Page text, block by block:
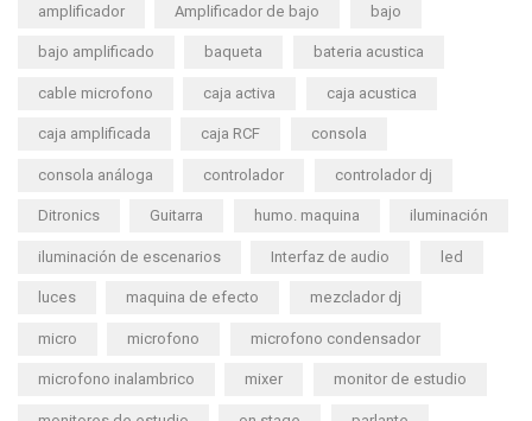
amplificador Amplificador de bajo bajo
bajo amplificado baqueta bateria acustica
cable microfono caja activa caja acustica
caja amplificada caja RCF consola
consola análoga controlador controlador dj
Ditronics Guitarra humo. maquina iluminación
iluminación de escenarios Interfaz de audio led
luces maquina de efecto mezclador dj
micro microfono microfono condensador
microfono inalambrico mixer monitor de estudio